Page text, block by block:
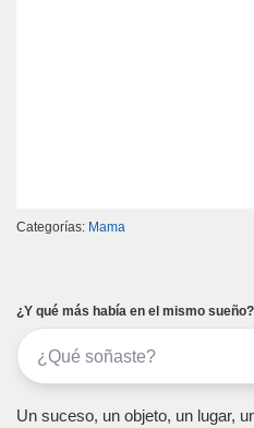
Categorías: Mama
¿Y qué más había en el mismo sueño?
Un suceso, un objeto, un lugar,